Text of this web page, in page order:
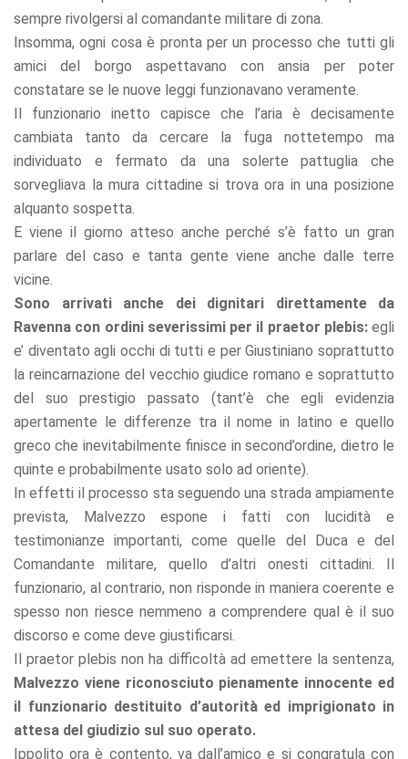
sempre rivolgersi al comandante militare di zona.
Insomma, ogni cosa è pronta per un processo che tutti gli
amici del borgo aspettavano con ansia per poter
constatare se le nuove leggi funzionavano veramente.
Il funzionario inetto capisce che l’aria è decisamente
cambiata tanto da cercare la fuga nottetempo ma
individuato e fermato da una solerte pattuglia che
sorvegliava la mura cittadine si trova ora in una posizione
alquanto sospetta.
E viene il giorno atteso anche perché s’è fatto un gran
parlare del caso e tanta gente viene anche dalle terre
vicine.
Sono arrivati anche dei dignitari direttamente da
Ravenna con ordini severissimi per il praetor plebis:egli
e’ diventato agli occhi di tutti e per Giustiniano soprattutto
la reincarnazione del vecchio giudice romano e soprattutto
del suo prestigio passato (tant’è che egli evidenzia
apertamente le differenze tra il nome in latino e quello
greco che inevitabilmente finisce in second’ordine, dietro le
quinte e probabilmente usato solo ad oriente).
In effetti il processo sta seguendo una strada ampiamente
prevista, Malvezzo espone i fatti con lucidità e
testimonianze importanti, come quelle del Duca e del
Comandante militare, quello d’altri onesti cittadini. Il
funzionario, al contrario, non risponde in maniera coerente e
spesso non riesce nemmeno a comprendere qual è il suo
discorso e come deve giustificarsi.
Il praetor plebis non ha difficoltà ad emettere la sentenza,
Malvezzo viene riconosciuto pienamente innocente ed
il funzionario destituito d’autorità ed imprigionato in
attesa del giudizio sul suo operato.
Ippolito ora è contento, va dall’amico e si congratula con